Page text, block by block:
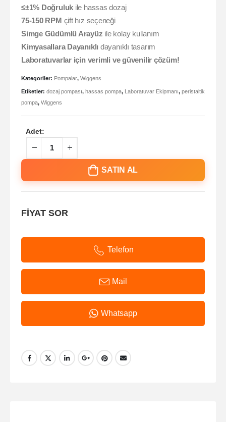
≤±1% Doğruluk ile hassas dozaj
75-150 RPM çift hız seçeneği
Simge Güdümlü Arayüz ile kolay kullanım
Kimyasallara Dayanıklı dayanıklı tasarım
Laboratuvarlar için verimli ve güvenilir çözüm!
Kategoriler: Pompalar, Wiggens
Etiketler: dozaj pompası, hassas pompa, Laboratuvar Ekipmanı, peristaltik
pompa, Wiggens
Adet:
SATIN AL
FİYAT SOR
Telefon
Mail
Whatsapp